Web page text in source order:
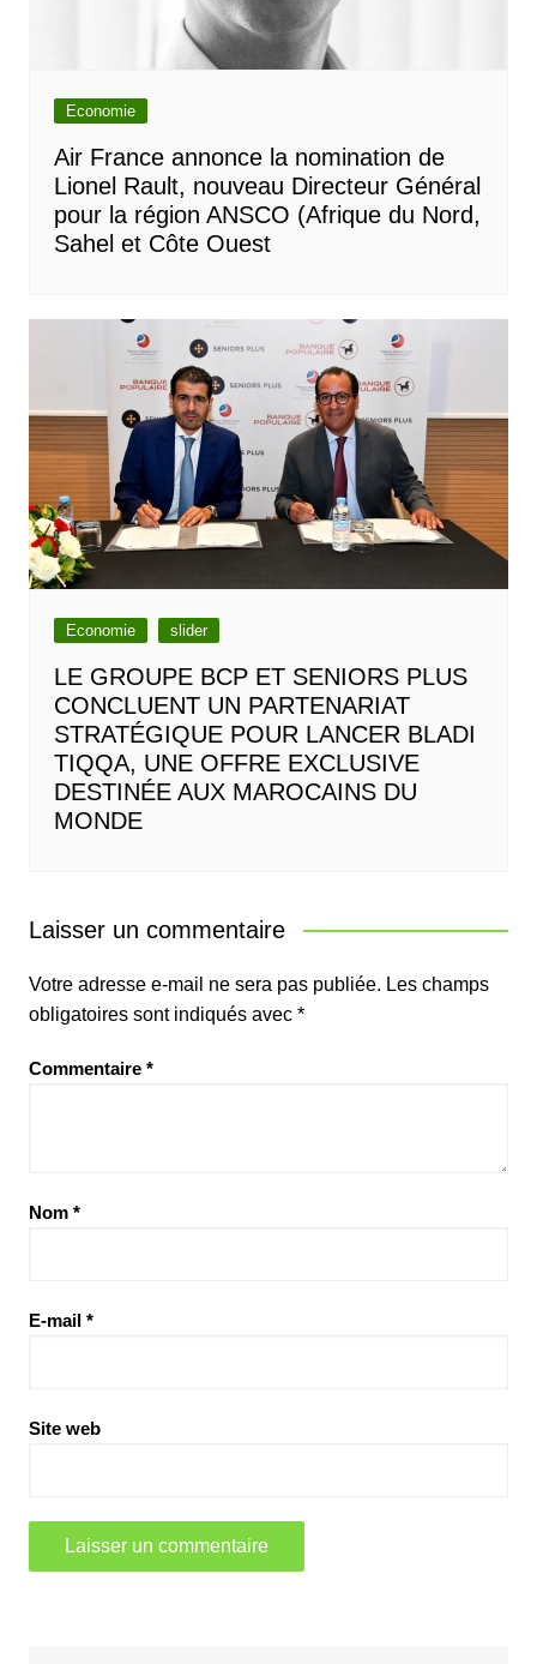
Economie
Air France annonce la nomination de
Lionel Rault, nouveau Directeur Général
pour la région ANSCO (Afrique du Nord,
Sahel et Côte Ouest
Economie slider
LE GROUPE BCP ET SENIORS PLUS
CONCLUENT UN PARTENARIAT
STRATÉGIQUE POUR LANCER BLADI
TIQQA, UNE OFFRE EXCLUSIVE
DESTINÉE AUX MAROCAINS DU
MONDE
Laisser un commentaire
Votre adresse e-mail ne sera pas publiée. Les champs
obligatoires sont indiqués avec *
Commentaire *
Nom *
E-mail *
Site web